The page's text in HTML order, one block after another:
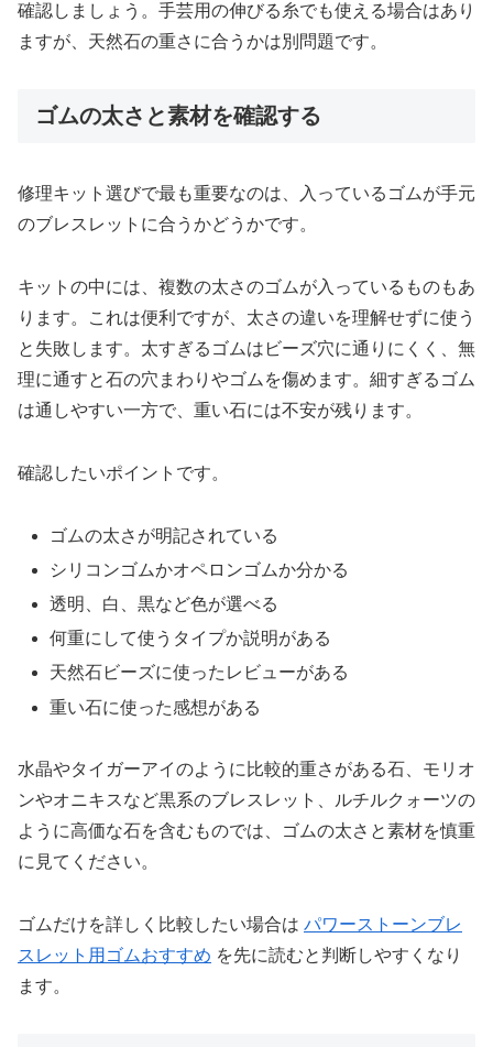
確認しましょう。手芸用の伸びる糸でも使える場合はあり
ますが、天然石の重さに合うかは別問題です。
ゴムの太さと素材を確認する
修理キット選びで最も重要なのは、入っているゴムが手元
のブレスレットに合うかどうかです。
キットの中には、複数の太さのゴムが入っているものもあ
ります。これは便利ですが、太さの違いを理解せずに使う
と失敗します。太すぎるゴムはビーズ穴に通りにくく、無
理に通すと石の穴まわりやゴムを傷めます。細すぎるゴム
は通しやすい一方で、重い石には不安が残ります。
確認したいポイントです。
ゴムの太さが明記されている
シリコンゴムかオペロンゴムか分かる
透明、白、黒など色が選べる
何重にして使うタイプか説明がある
天然石ビーズに使ったレビューがある
重い石に使った感想がある
水晶やタイガーアイのように比較的重さがある石、モリオ
ンやオニキスなど黒系のブレスレット、ルチルクォーツの
ように高価な石を含むものでは、ゴムの太さと素材を慎重
に見てください。
ゴムだけを詳しく比較したい場合は パワーストーンブレ
スレット用ゴムおすすめ を先に読むと判断しやすくなり
ます。